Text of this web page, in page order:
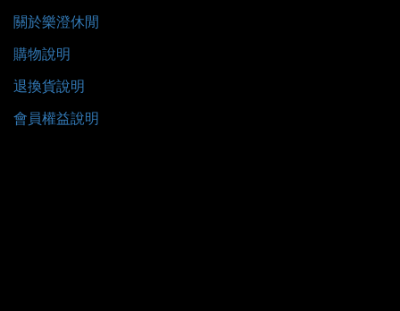
關於樂澄休閒
購物說明
退換貨說明
會員權益說明